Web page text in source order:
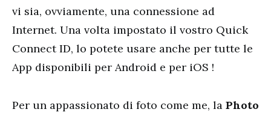
vi sia, ovviamente, una connessione ad
Internet. Una volta impostato il vostro Quick
Connect ID, lo potete usare anche per tutte le
App disponibili per Android e per iOS !
Per un appassionato di foto come me, la Photo